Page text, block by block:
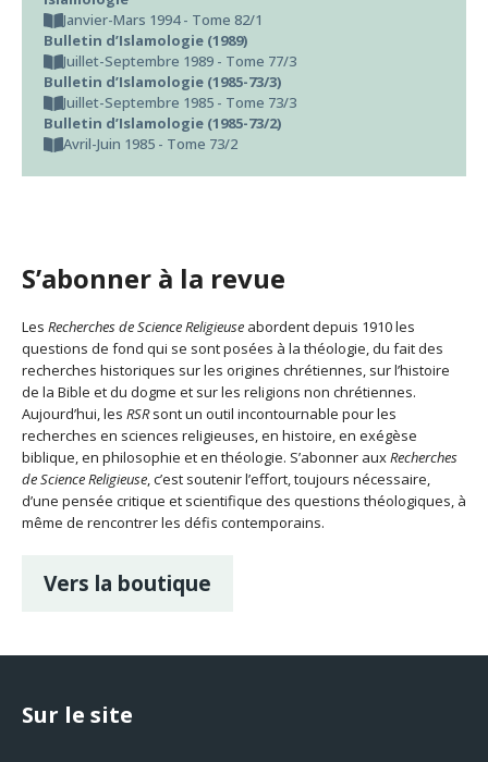
Janvier-Mars 1994 - Tome 82/1
Bulletin d’Islamologie (1989)
Juillet-Septembre 1989 - Tome 77/3
Bulletin d’Islamologie (1985-73/3)
Juillet-Septembre 1985 - Tome 73/3
Bulletin d’Islamologie (1985-73/2)
Avril-Juin 1985 - Tome 73/2
S’abonner à la revue
Les Recherches de Science Religieuse abordent depuis 1910 les
questions de fond qui se sont posées à la théologie, du fait des
recherches historiques sur les origines chrétiennes, sur l’histoire
de la Bible et du dogme et sur les religions non chrétiennes.
Aujourd’hui, les RSRsont un outil incontournable pour les
recherches en sciences religieuses, en histoire, en exégèse
biblique, en philosophie et en théologie. S’abonner auxRecherches
de Science Religieuse, c’est soutenir l’effort, toujours nécessaire,
d’une pensée critique et scientifique des questions théologiques, à
même de rencontrer les défis contemporains.
Vers la boutique
Sur le site